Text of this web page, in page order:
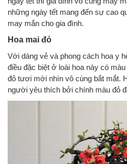
những ngày tết mang đến sự cao
may mắn cho gia đình.
Hoa mai đỏ
Với dáng vẻ và phong cách hoa y
điều đặc biệt ở loài hoa này có
đỏ tươi mới nhìn vô cùng bắt mắt.
người yêu thích bởi chính màu đỏ